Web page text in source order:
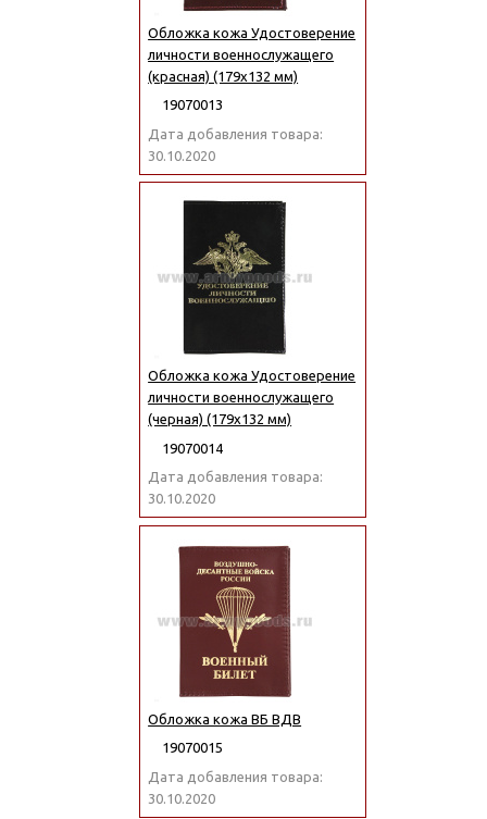
Обложка кожа Удостоверение
личности военнослужащего
(красная) (179x132 мм)
19070013
Дата добавления товара:
30.10.2020
Обложка кожа Удостоверение
личности военнослужащего
(черная) (179x132 мм)
19070014
Дата добавления товара:
30.10.2020
Обложка кожа ВБ ВДВ
19070015
Дата добавления товара:
30.10.2020